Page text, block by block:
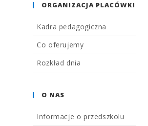
ORGANIZACJA PLACÓWKI
Kadra pedagogiczna
Co oferujemy
Rozkład dnia
O NAS
Informacje o przedszkolu